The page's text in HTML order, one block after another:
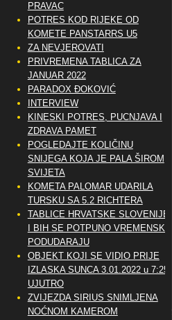
PRAVAC
POTRES KOD RIJEKE OD
KOMETE PANSTARRS U5
ZA NEVJEROVATI
PRIVREMENA TABLICA ZA
JANUAR 2022
PARADOX ĐOKOVIĆ
INTERVIEW
KINESKI POTRES, PUCNJAVA I
ZDRAVA PAMET
POGLEDAJTE KOLIČINU
SNIJEGA KOJA JE PALA ŠIROM
SVIJETA
KOMETA PALOMAR UDARILA
TURSKU SA 5.2 RICHTERA
TABLICE HRVATSKE SLOVENIJE
I BIH SE POTPUNO VREMENSKI
PODUDARAJU
OBJEKT KOJI SE VIDIO PRIJE
IZLASKA SUNCA 3.01.2022 u 7:25
UJUTRO
ZVIJEZDA SIRIUS SNIMLJENA
NOĆNOM KAMEROM